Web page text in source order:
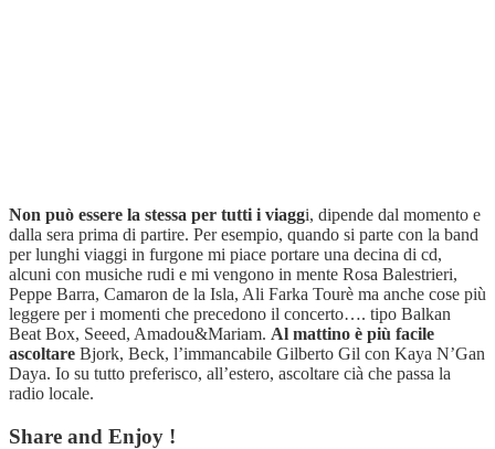
Non può essere la stessa per tutti i viaggi, dipende dal momento e
dalla sera prima di partire. Per esempio, quando si parte con la band
per lunghi viaggi in furgone mi piace portare una decina di cd,
alcuni con musiche rudi e mi vengono in mente Rosa Balestrieri,
Peppe Barra, Camaron de la Isla, Ali Farka Tourè ma anche cose più
leggere per i momenti che precedono il concerto…. tipo Balkan
Beat Box, Seeed, Amadou&Mariam. Al mattino è più facile
ascoltare Bjork, Beck, l’immancabile Gilberto Gil con Kaya N’Gan
Daya. Io su tutto preferisco, all’estero, ascoltare cià che passa la
radio locale.
Share and Enjoy !